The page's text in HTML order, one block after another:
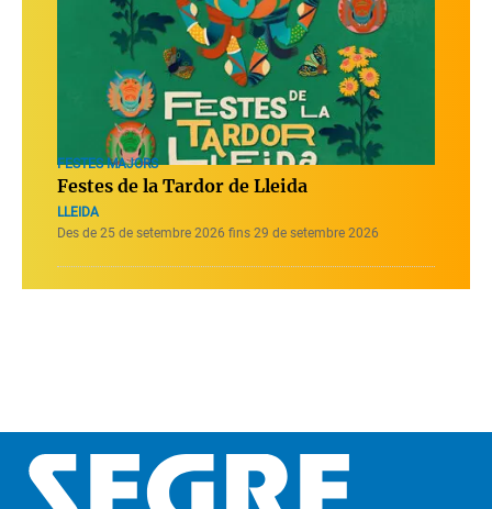
FESTES MAJORS
Festes de la Tardor de Lleida
LLEIDA
Des de 25 de setembre 2026 fins 29 de setembre 2026